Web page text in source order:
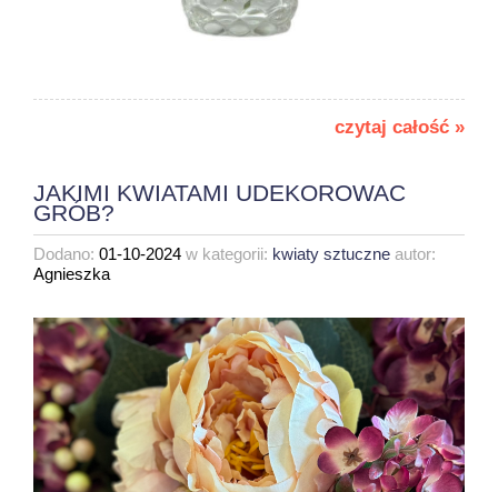
czytaj całość »
JAKIMI KWIATAMI UDEKOROWAC
GRÓB?
Dodano: 01-10-2024 w kategorii: kwiaty sztuczne autor:
Agnieszka